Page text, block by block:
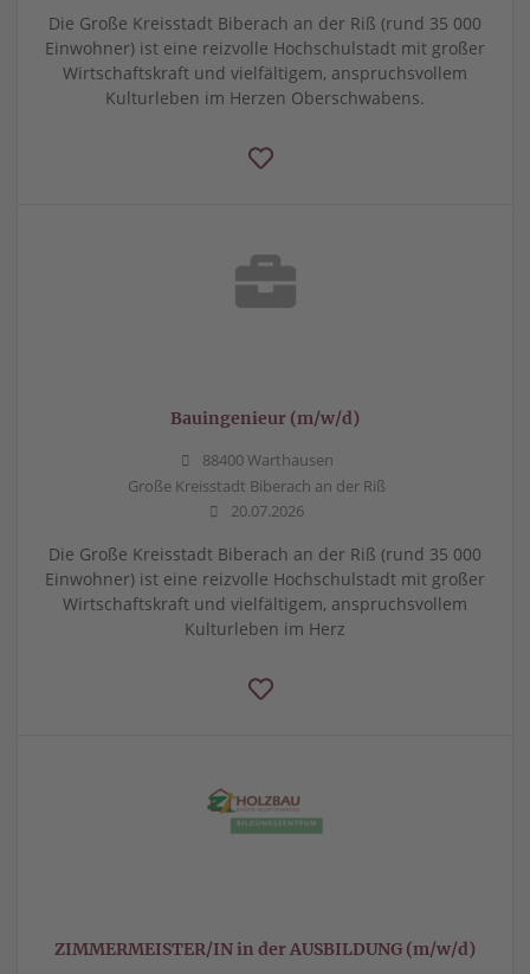
Die Große Kreisstadt Biberach an der Riß (rund 35 000
Einwohner) ist eine reizvolle Hochschulstadt mit großer
Wirtschaftskraft und vielfältigem, anspruchsvollem
Kulturleben im Herzen Oberschwabens.
Bauingenieur (m/w/d)
88400 Warthausen
Große Kreisstadt Biberach an der Riß
20.07.2026
Die Große Kreisstadt Biberach an der Riß (rund 35 000
Einwohner) ist eine reizvolle Hochschulstadt mit großer
Wirtschaftskraft und vielfältigem, anspruchsvollem
Kulturleben im Herz
ZIMMERMEISTER/IN in der AUSBILDUNG (m/w/d)